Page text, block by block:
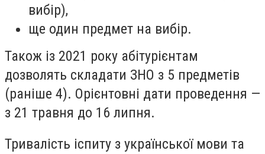
вибір),
ще один предмет на вибір.
Також із 2021 року абітурієнтам
дозволять складати ЗНО з 5 предметів
(раніше 4). Орієнтовні дати проведення —
з 21 травня до 16 липня.
Тривалість іспиту з української мови та